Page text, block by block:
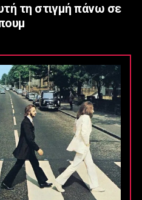
τη στιγμή πάνω σε